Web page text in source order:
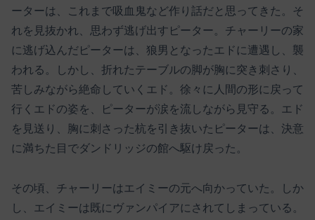
ーターは、これまで吸血鬼など作り話だと思ってきた。そ
れを見抜かれ、思わず逃げ出すピーター。チャーリーの家
に逃げ込んだピーターは、狼男となったエドに遭遇し、襲
われる。しかし、折れたテーブルの脚が胸に突き刺さり、
苦しみながら絶命していくエド。徐々に人間の形に戻って
行くエドの姿を、ピーターが涙を流しながら見守る。エド
を見送り、胸に刺さった杭を引き抜いたピーターは、決意
に満ちた目でダンドリッジの館へ駆け戻った。
その頃、チャーリーはエイミーの元へ向かっていた。しか
し、エイミーは既にヴァンパイアにされてしまっている。